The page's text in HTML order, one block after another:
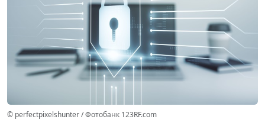
© perfectpixelshunter / Фотобанк 123RF.com